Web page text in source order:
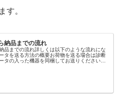
す。
納品までの流れ
品までの流れ詳しくは以下のような流れにな
タを送る方法の概要お荷物を送る場合は診断
タの入った機器を同梱してお送りください。